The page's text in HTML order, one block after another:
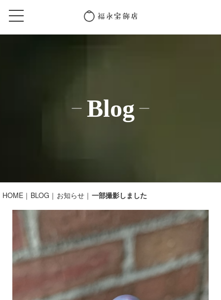
Blog
HOME BLOG お知らせ 一部撮影しました